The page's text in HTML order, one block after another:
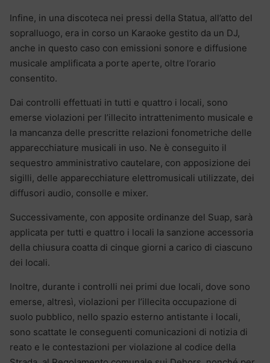
Infine, in una discoteca nei pressi della Statua, all’atto del
sopralluogo, era in corso un Karaoke gestito da un DJ,
anche in questo caso con emissioni sonore e diffusione
musicale amplificata a porte aperte, oltre l’orario
consentito.
Dai controlli effettuati in tutti e quattro i locali, sono
emerse violazioni per l’illecito intrattenimento musicale e
la mancanza delle prescritte relazioni fonometriche delle
apparecchiature musicali in uso. Ne è conseguito il
sequestro amministrativo cautelare, con apposizione dei
sigilli, delle apparecchiature elettromusicali utilizzate, dei
diffusori audio, consolle e mixer.
Successivamente, con apposite ordinanze del Suap, sarà
applicata per tutti e quattro i locali la sanzione accessoria
della chiusura coatta di cinque giorni a carico di ciascuno
dei locali.
Inoltre, durante i controlli nei primi due locali, dove sono
emerse, altresì, violazioni per l’illecita occupazione di
suolo pubblico, nello spazio esterno antistante i locali,
sono scattate le conseguenti comunicazioni di notizia di
reato e le contestazioni per violazione al codice della